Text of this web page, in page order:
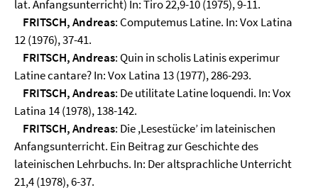
lat. Anfangsunterricht) In: Tiro 22,9-10 (1975), 9-11.
FRITSCH, Andreas: Computemus Latine. In: Vox Latina
12 (1976), 37-41.
FRITSCH, Andreas: Quin in scholis Latinis experimur
Latine cantare? In: Vox Latina 13 (1977), 286-293.
FRITSCH, Andreas: De utilitate Latine loquendi. In: Vox
Latina 14 (1978), 138-142.
FRITSCH, Andreas: Die ,Lesestücke’ im lateinischen
Anfangsunterricht. Ein Beitrag zur Geschichte des
lateinischen Lehrbuchs. In: Der altsprachliche Unterricht
21,4 (1978), 6-37.